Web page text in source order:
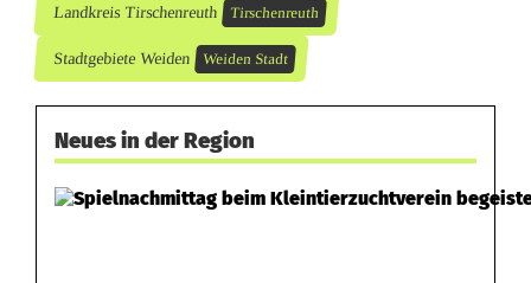
Landkreis Tirschenreuth Tirschenreuth
Stadtgebiete Weiden Weiden Stadt
Neues in der Region